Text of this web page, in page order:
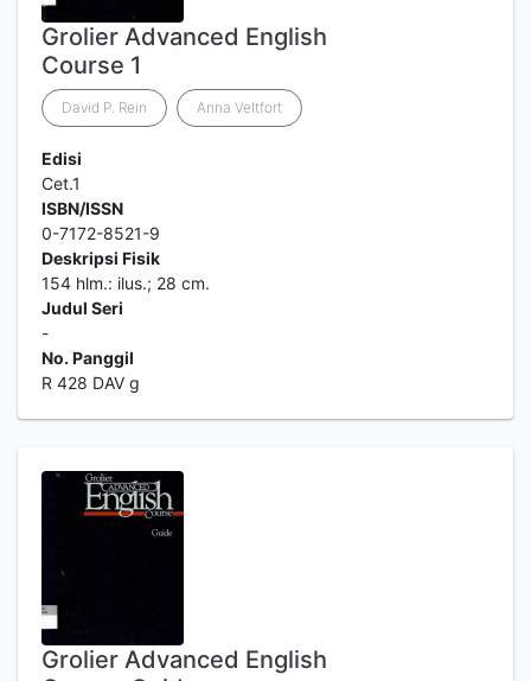
Grolier Advanced English
Course 1
David P. Rein Anna Veltfort
Edisi
Cet.1
ISBN/ISSN
0-7172-8521-9
Deskripsi Fisik
154 hlm.: ilus.; 28 cm.
Judul Seri
-
No. Panggil
R 428 DAV g
Grolier Advanced English